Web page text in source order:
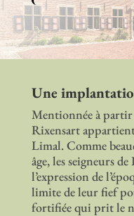
Une
Mentionnée à partir
Rixensart
Limal. Comme
âge, les seigneurs
l’expression de
limite de leur fief
fortifiée qui prit le